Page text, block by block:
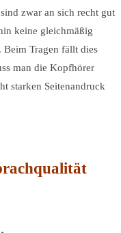
zwar an sich recht gut
keine gleichmäßig
Beim Tragen fällt dies
man die Kopfhörer
starken Seitenandruck